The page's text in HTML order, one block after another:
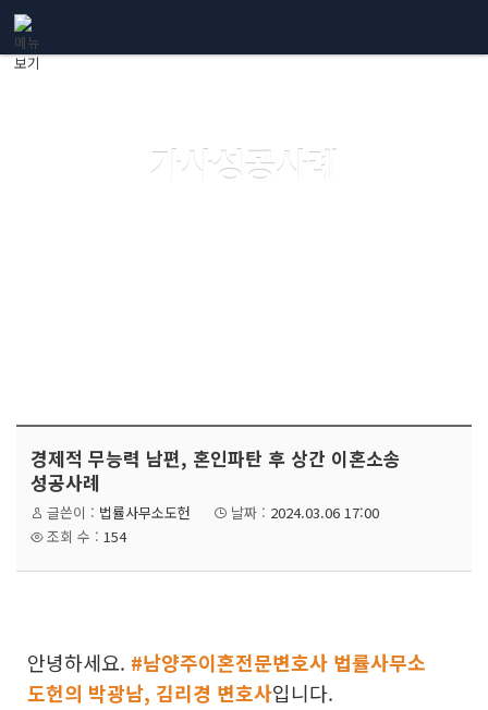
가사성공사례
경제적 무능력 남편, 혼인파탄 후 상간 이혼소송
성공사례
글쓴이 : 법률사무소도헌 날짜 : 2024.03.06 17:00
조회 수 : 154
안녕하세요. #남양주이혼전문변호사 법률사무소
도헌의 박광남, 김리경 변호사입니다.